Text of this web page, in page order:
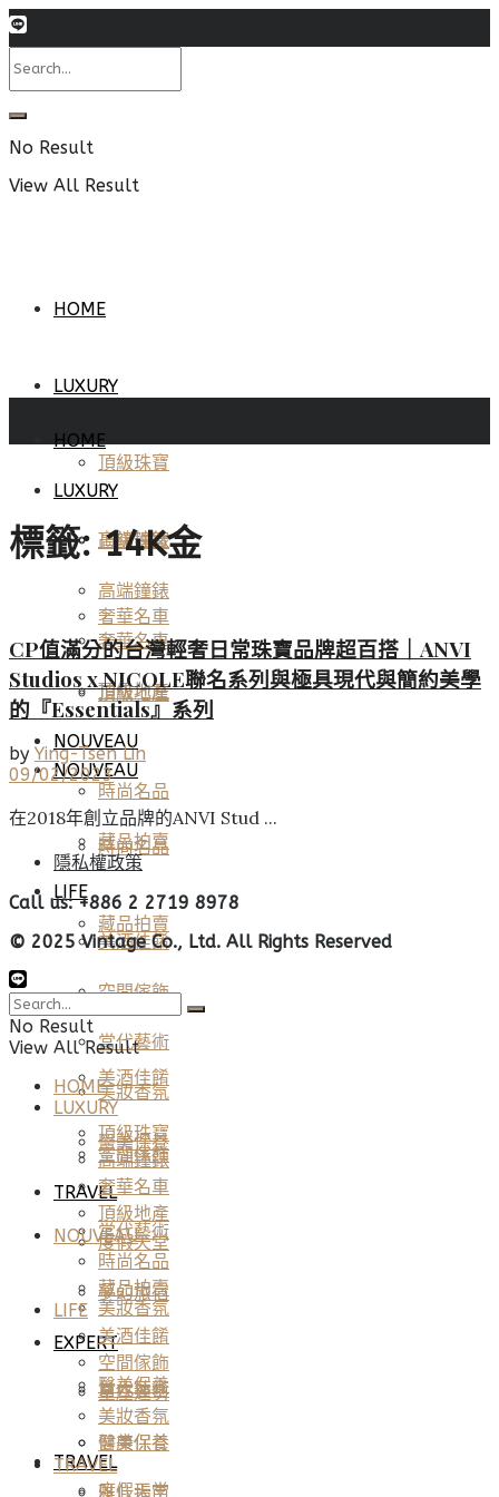
No Result
View All Result
HOME
LUXURY
頂級珠寶
高端鐘錶
奢華名車
頂級地產
NOUVEAU
時尚名品
藏品拍賣
LIFE
美酒佳餚
空間傢飾
當代藝術
美妝香氛
醫美保養
TRAVEL
HOME
LUXURY
頂級珠寶
高端鐘錶
奢華名車
頂級地產
NOUVEAU
時尚名品
藏品拍賣
LIFE
美酒佳餚
空間傢飾
當代藝術
美妝香氛
醫美保養
TRAVEL
度假天堂
夢幻旅宿
EXPERT
星座運勢
健康保養
標籤:14K金
CP值滿分的台灣輕奢日常珠寶品牌超百搭｜ANVI
Studios x NICOLE聯名系列與極具現代與簡約美學
的『Essentials』系列
by Ying-Tsen Lin
09/02/2023
在2018年創立品牌的ANVI Stud ...
隱私權政策
Call us: +886 2 2719 8978
© 2025 Vintage Co., Ltd. All Rights Reserved
No Result
View All Result
HOME
LUXURY
頂級珠寶
高端鐘錶
奢華名車
頂級地產
NOUVEAU
時尚名品
藏品拍賣
LIFE
美酒佳餚
空間傢飾
當代藝術
美妝香氛
醫美保養
TRAVEL
度假天堂